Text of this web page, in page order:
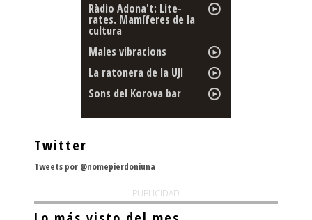
Ràdio Adona't: Lite-
rates. Mamíferes de la
cultura
Males vibracions
La ratonera de la UJI
Sons del Korova bar
Twitter
Tweets por @nomepierdoniuna
PUBLICIDAD